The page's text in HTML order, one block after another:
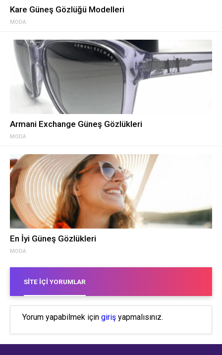
MODA
Kare Güneş Gözlüğü Modelleri
MODA
Armani Exchange Güneş Gözlükleri
MODA
En İyi Güneş Gözlükleri
SITE İÇI YORUMLAR
Yorum yapabilmek için giriş yapmalısınız.